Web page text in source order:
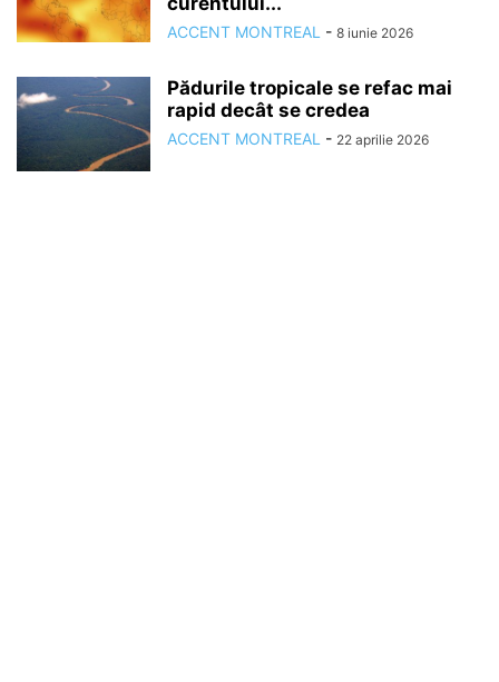
ACCENT MONTREAL - 8 iunie 2026
Pădurile tropicale se refac mai
rapid decât se credea
ACCENT MONTREAL - 22 aprilie 2026